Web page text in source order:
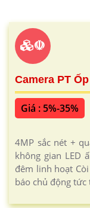
☫
Camera PT
Giá : 5%-35%
4MP sắc nét +
không gian LED
đêm linh hoạt
báo chủ động tức